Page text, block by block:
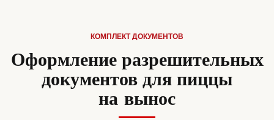
КОМПЛЕКТ ДОКУМЕНТОВ
Оформление разрешительных
документов для пиццы
на вынос